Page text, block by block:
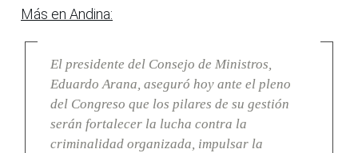
Más en Andina:
El presidente del Consejo de Ministros,
Eduardo Arana, aseguró hoy ante el pleno
del Congreso que los pilares de su gestión
serán fortalecer la lucha contra la
criminalidad organizada, impulsar la